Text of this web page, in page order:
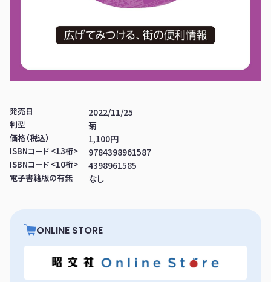
発売日 2022/11/25
判型 菊
価格（税込） 1,100円
ISBNコード <13桁> 9784398961587
ISBNコード <10桁> 4398961585
電子書籍版の有無 なし
ONLINE STORE